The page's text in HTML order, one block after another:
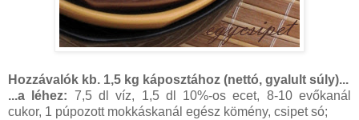
Hozzávalók kb. 1,5 kg káposztához (nettó, gyalult súly)...
...a léhez: 7,5 dl víz, 1,5 dl 10%-os ecet, 8-10 evőkanál
cukor, 1 púpozott mokkáskanál egész kömény, csipet só;